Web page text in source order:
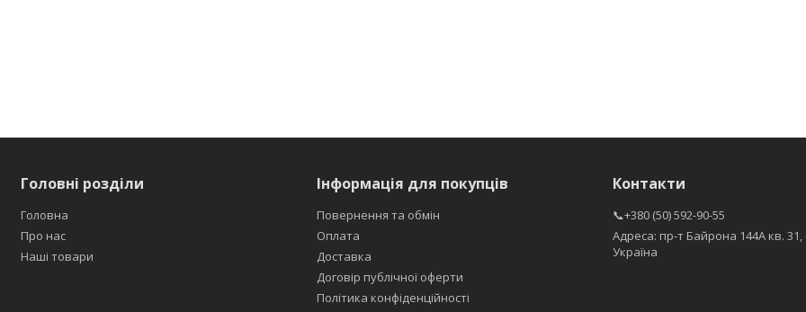
Головні розділи
Головна
Про нас
Наші товари
Інформація для покупців
Повернення та обмін
Оплата
Доставка
Договір публічної оферти
Політика конфіденційності
Контакти
📞+380 (50) 592-90-55
Адреса: пр-т Байрона 144А кв. 31,
Україна